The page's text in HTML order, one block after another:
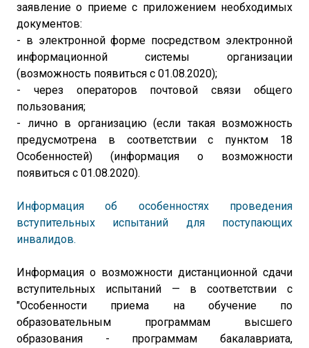
заявление о приеме с приложением необходимых
документов:
- в электронной форме посредством электронной
информационной системы организации
(возможность появиться с 01.08.2020);
- через операторов почтовой связи общего
пользования;
- лично в организацию (если такая возможность
предусмотрена в соответствии с пунктом 18
Особенностей) (информация о возможности
появиться с 01.08.2020).
Информация об особенностях проведения
вступительных испытаний для поступающих
инвалидов.
Информация о возможности дистанционной сдачи
вступительных испытаний — в соответствии с
"Особенности приема на обучение по
образовательным программам высшего
образования - программам бакалавриата,